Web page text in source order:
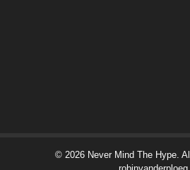
© 2026 Never Mind The Hype.